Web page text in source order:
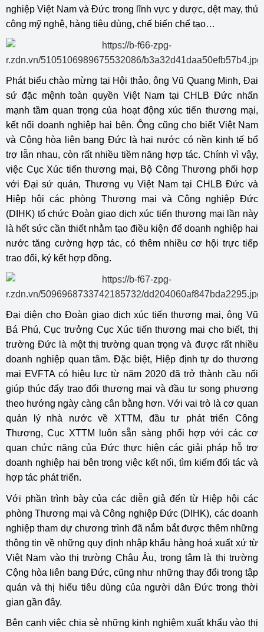
nghiệp Việt Nam và Đức trong lĩnh vực y dược, dệt may, thủ
công mỹ nghệ, hàng tiêu dùng, chế biến chế tạo…
Phát biểu chào mừng tại Hội thảo, ông Vũ Quang Minh, Đại
sứ đặc mệnh toàn quyền Việt Nam tại CHLB Đức nhấn
mạnh tầm quan trọng của hoạt động xúc tiến thương mại,
kết nối doanh nghiệp hai bên. Ông cũng cho biết Việt Nam
và Cộng hòa liên bang Đức là hai nước có nền kinh tế bổ
trợ lẫn nhau, còn rất nhiều tiềm năng hợp tác. Chính vì vậy,
việc Cục Xúc tiến thương mại, Bộ Công Thương phối hợp
với Đại sứ quán, Thương vụ Việt Nam tại CHLB Đức và
Hiệp hội các phòng Thương mại và Công nghiệp Đức
(DIHK) tổ chức Đoàn giao dịch xúc tiến thương mại lần này
là hết sức cần thiết nhằm tạo điều kiện để doanh nghiệp hai
nước tăng cường hợp tác, có thêm nhiều cơ hội trực tiếp
trao đổi, ký kết hợp đồng.
Đại diện cho Đoàn giao dịch xúc tiến thương mại, ông Vũ
Bá Phú, Cục trưởng Cục Xúc tiến thương mại cho biết, thị
trường Đức là một thị trường quan trọng và được rất nhiều
doanh nghiệp quan tâm. Đặc biệt, Hiệp định tự do thương
mại EVFTA có hiệu lực từ năm 2020 đã trở thành cầu nối
giúp thúc đẩy trao đổi thương mại và đầu tư song phương
theo hướng ngày càng cân bằng hơn. Với vai trò là cơ quan
quản lý nhà nước về XTTM, đầu tư phát triển Công
Thương, Cục XTTM luôn sẵn sàng phối hợp với các cơ
quan chức năng của Đức thực hiện các giải pháp hỗ trợ
doanh nghiệp hai bên trong việc kết nối, tìm kiếm đối tác và
hợp tác phát triển.
Với phần trình bày của các diễn giả đến từ Hiệp hội các
phòng Thương mại và Công nghiệp Đức (DIHK), các doanh
nghiệp tham dự chương trình đã nắm bắt được thêm những
thông tin về những quy định nhập khẩu hàng hoá xuất xứ từ
Việt Nam vào thị trường Châu Âu, trọng tâm là thị trường
Cộng hòa liên bang Đức, cũng như những thay đổi trong tập
quán và thị hiếu tiêu dùng của người dân Đức trong thời
gian gần đây.
Bên cạnh việc chia sẻ những kinh nghiệm xuất khẩu vào thị